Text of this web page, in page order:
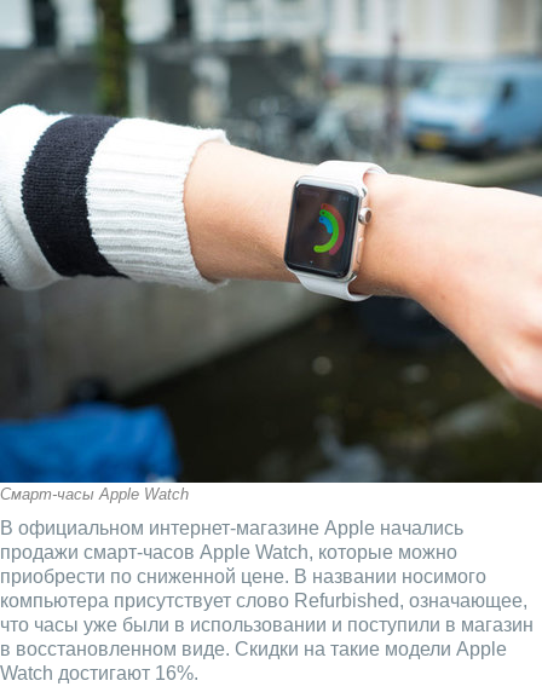
Смарт-часы Apple Watch
В официальном интернет-магазине Apple начались
продажи смарт-часов Apple Watch, которые можно
приобрести по сниженной цене. В названии носимого
компьютера присутствует слово Refurbished, означающее,
что часы уже были в использовании и поступили в магазин
в восстановленном виде. Скидки на такие модели Apple
Watch достигают 16%.